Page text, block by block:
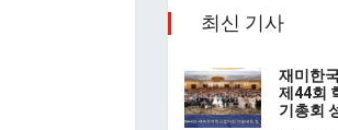
최신 기사
재미한
제44회
기총회